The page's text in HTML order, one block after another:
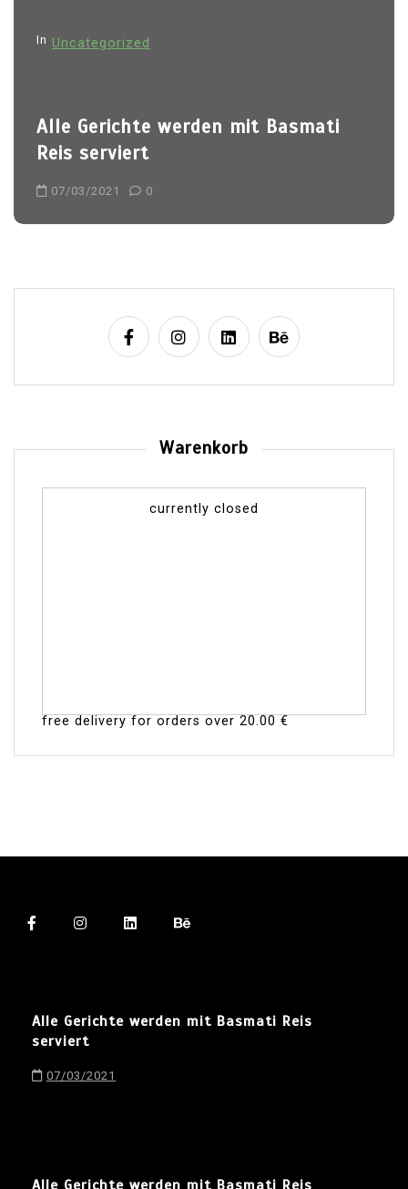
In Uncategorized
Alle Gerichte werden mit Basmati
Reis serviert
07/03/2021 0
Warenkorb
currently closed
free delivery for orders over 20.00 €
Alle Gerichte werden mit Basmati Reis
serviert
07/03/2021